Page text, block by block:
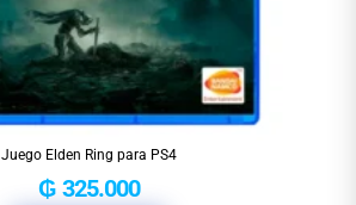
Juego Elden Ring para PS4
₲325.000